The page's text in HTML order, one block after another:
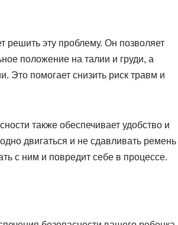
решить эту проблему. Он позволяет
положение на талии и груди, а
Это помогает снизить риск травм и
также обеспечивает удобство и
двигаться и не сдавливать ремень
с ним и повредит себе в процессе.